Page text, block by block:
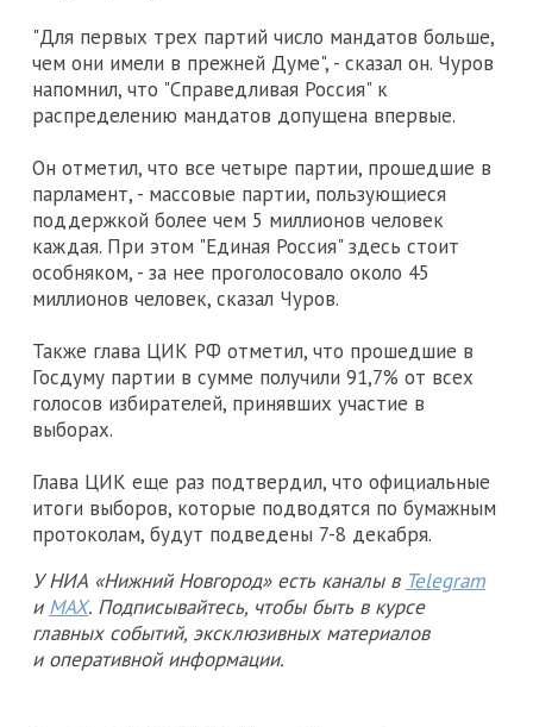
"Для первых трех партий число мандатов больше,
чем они имели в прежней Думе", - сказал он. Чуров
напомнил, что "Справедливая Россия" к
распределению мандатов допущена впервые.
Он отметил, что все четыре партии, прошедшие в
парламент, - массовые партии, пользующиеся
поддержкой более чем 5 миллионов человек
каждая. При этом "Единая Россия" здесь стоит
особняком, - за нее проголосовало около 45
миллионов человек, сказал Чуров.
Также глава ЦИК РФ отметил, что прошедшие в
Госдуму партии в сумме получили 91,7% от всех
голосов избирателей, принявших участие в
выборах.
Глава ЦИК еще раз подтвердил, что официальные
итоги выборов, которые подводятся по бумажным
протоколам, будут подведены 7-8 декабря.
У НИА «Нижний Новгород» есть каналы в Telegram
и MAX. Подписывайтесь, чтобы быть в курсе
главных событий, эксклюзивных материалов
и оперативной информации.